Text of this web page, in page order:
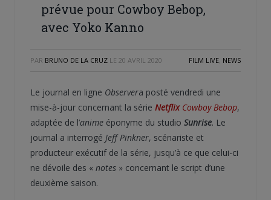
prévue pour Cowboy Bebop,
avec Yoko Kanno
PAR BRUNO DE LA CRUZ LE 20 AVRIL 2020 FILM LIVE, NEWS
Le journal en ligne Observera posté vendredi une
mise-à-jour concernant la série Netflix Cowboy Bebop,
adaptée de l’anime éponyme du studio Sunrise. Le
journal a interrogé Jeff Pinkner, scénariste et
producteur exécutif de la série, jusqu’à ce que celui-ci
ne dévoile des « notes » concernant le script d’une
deuxième saison.